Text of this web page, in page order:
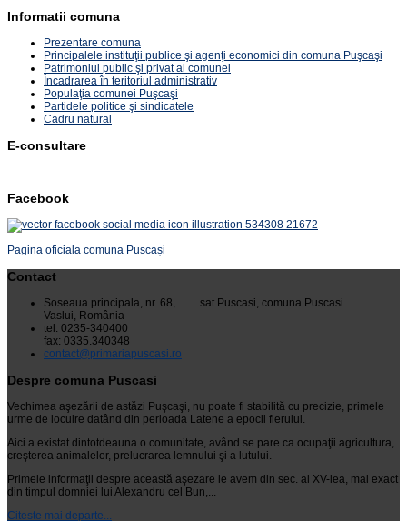
Informatii comuna
Prezentare comuna
Principalele instituţii publice şi agenţi economici din comuna Puşcaşi
Patrimoniul public şi privat al comunei
Încadrarea în teritoriul administrativ
Populaţia comunei Puşcaşi
Partidele politice şi sindicatele
Cadru natural
E-consultare
Facebook
Pagina oficiala comuna Puscași
Contact
Soseaua principala, nr. 68, sat Puscasi, comuna Puscasi
Vaslui, România
tel: 0235-340400
fax: 0335.340348
contact@primariapuscasi.ro
Despre comuna Puscasi
Vechimea aşezării de astăzi Puşcaşi, nu poate fi stabilită cu precizie, primele
urme de locuire datând din perioada Latene a epocii fierului.
Aici a existat dintotdeauna o comunitate, având se pare ca ocupaţii agricultura,
creşterea animalelor, prelucrarea lemnului şi a lutului.
Primele informaţii despre această aşezare le avem din sec. al XV-lea, mai exact
din timpul domniei lui Alexandru cel Bun,...
Citeste mai departe...